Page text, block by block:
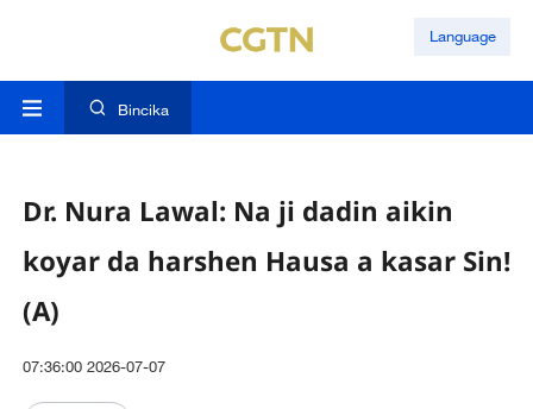
Language
Bincika
Dr. Nura Lawal: Na ji dadin aikin
koyar da harshen Hausa a kasar Sin!
(A)
07:36:00 2026-07-07